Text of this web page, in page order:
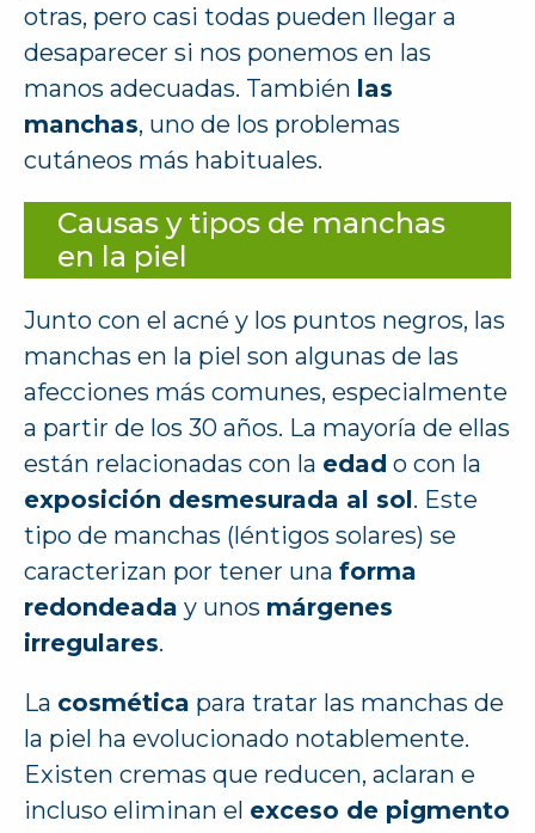
otras, pero casi todas pueden llegar a
desaparecer si nos ponemos en las
manos adecuadas. También las
manchas, uno de los problemas
cutáneos más habituales.
Causas y tipos de manchas
en la piel
Junto con el acné y los puntos negros, las
manchas en la piel son algunas de las
afecciones más comunes, especialmente
a partir de los 30 años. La mayoría de ellas
están relacionadas con la edad o con la
exposición desmesurada al sol. Este
tipo de manchas (léntigos solares) se
caracterizan por tener una forma
redondeada y unos márgenes
irregulares.
La cosmética para tratar las manchas de
la piel ha evolucionado notablemente.
Existen cremas que reducen, aclaran e
incluso eliminan el exceso de pigmento